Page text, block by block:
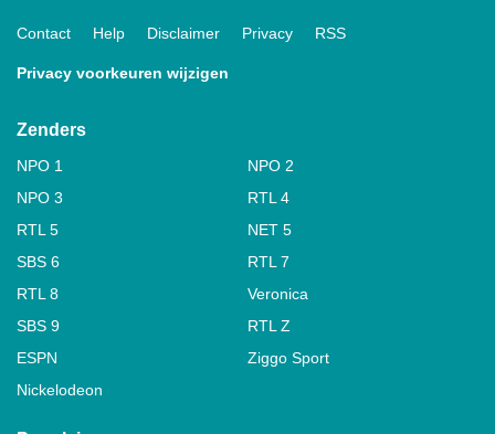
Contact Help Disclaimer Privacy RSS
Privacy voorkeuren wijzigen
Zenders
NPO 1
NPO 2
NPO 3
RTL 4
RTL 5
NET 5
SBS 6
RTL 7
RTL 8
Veronica
SBS 9
RTL Z
ESPN
Ziggo Sport
Nickelodeon